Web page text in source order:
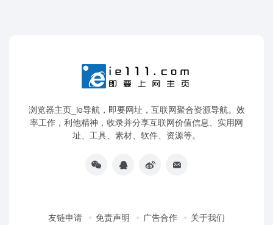
浏览器主页_ie导航，即要网址，互联网聚合资源导航。效
率工作，利他精神，收录并分享互联网价值信息、实用网
址、工具、素材、软件、资源等。
友链申请 免责声明 广告合作 关于我们